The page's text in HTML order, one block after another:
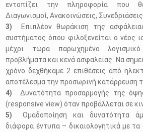
εντοπίζει την πληροφορία που
Διαγωνισμοί, Ανακοινώσεις,
Επιπλέον θωράκιση της
συστήματος όπου φιλοξενείται ο νέος
μέχρι τώρα παρωχημένο
προβλήματα και κενά ασφαλείας. Να
χρόνο δεχθήκαμε 2 επιθέσεις από
αποτέλεσμα την προσωρινή κατάρρευση
Δυνατότητα προσαρμογής της
(responsive view) όταν προβάλλεται σε
Ομαδοποίηση και δυνατότητα
διάφορα έντυπα – δικαιολογητικά με τα